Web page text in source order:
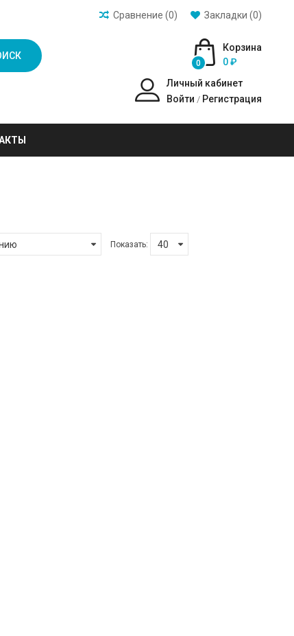
Закладки (0)
Сравнение (0)
Корзина
0
0 ₽
Личный кабинет
Войти / Регистрация
Показать: